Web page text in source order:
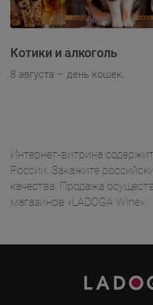
Котики и алкоголь
8 августа – день кошек.
Интернет-витрина
России. Закажите
качества. Продажа
магазинов «LADOGA Wine».